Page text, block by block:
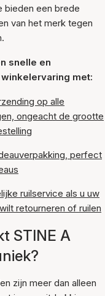
bieden een brede
van het merk tegen
snelle en
met:
op alle
ongeacht de grootte
perfect
ruilservice als u uw
retourneren of ruilen
STINE A
zijn meer dan alleen